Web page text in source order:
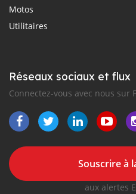
Motos
Utilitaires
Réseaux sociaux et flux
Connectez-vous avec nous sur
Souscrire à
aux alertes